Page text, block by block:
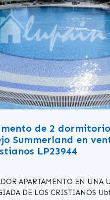
de 2
Summerland en
LP23944
APARTAMENTO EN UNA
DE LOS CRISTIANOS